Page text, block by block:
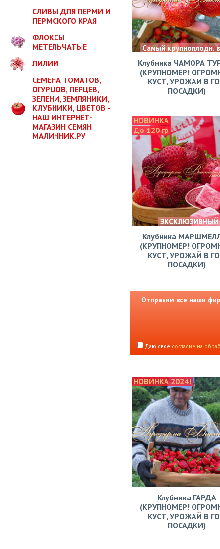
СЛИВЫ ДЛЯ ПЕРМИ И
ПЕРМСКОГО КРАЯ
ФЛОКСЫ
МЕТЕЛЬЧАТЫЕ
ЛИЛИИ
СЕМЕНА ТОМАТОВ,
ОГУРЦОВ, ПЕРЦЕВ,
ЗЕЛЕНИ, ЗЕМЛЯНИКИ,
КЛУБНИКИ, ЦВЕТОВ -
НАШ ИНТЕРНЕТ-
МАГАЗИН СЕМЯН
МАЛИННИК.РУ
Самый крупноплодн.
Клубника ЧАМОРА
(КРУПНОМЕР!
КУСТ, УРОЖАЙ В
ПОСАДКИ)
НОВИНКА
До 120 гр
ЭКСКЛЮЗИВНЫЙ
Клубника
(КРУПНОМЕР!
КУСТ, УРОЖАЙ В
ПОСАДКИ)
Отправим все наши
Даю свое согласие на
НОВИНКА 2024!
Клубника ГАРДА
(КРУПНОМЕР!
КУСТ, УРОЖАЙ В
ПОСАДКИ)